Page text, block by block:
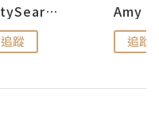
BeautySearch
追蹤
Amy
追蹤